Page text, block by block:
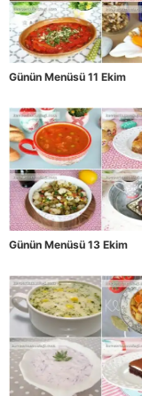
Günün Menüsü 11 Ekim
Günün Menüsü 13 Ekim